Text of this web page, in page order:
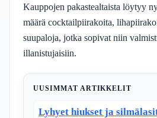
Kauppojen pakastealtaista löytyy
määrä cocktailpiirakoita,
suupaloja, jotka sopivat niin
illanistujaisiin.
UUSIMMAT ARTIKKELIT
Lyhyet hiukset ja